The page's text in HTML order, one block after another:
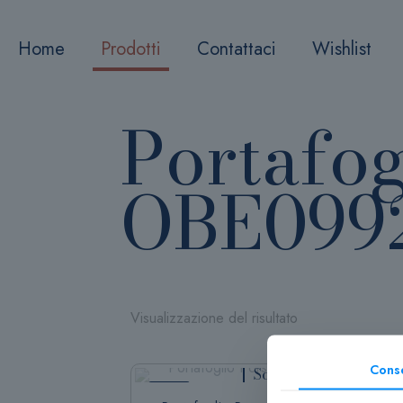
Home Prodotti Contattaci Wishlist
Visualizzazione del risultato
Sold out